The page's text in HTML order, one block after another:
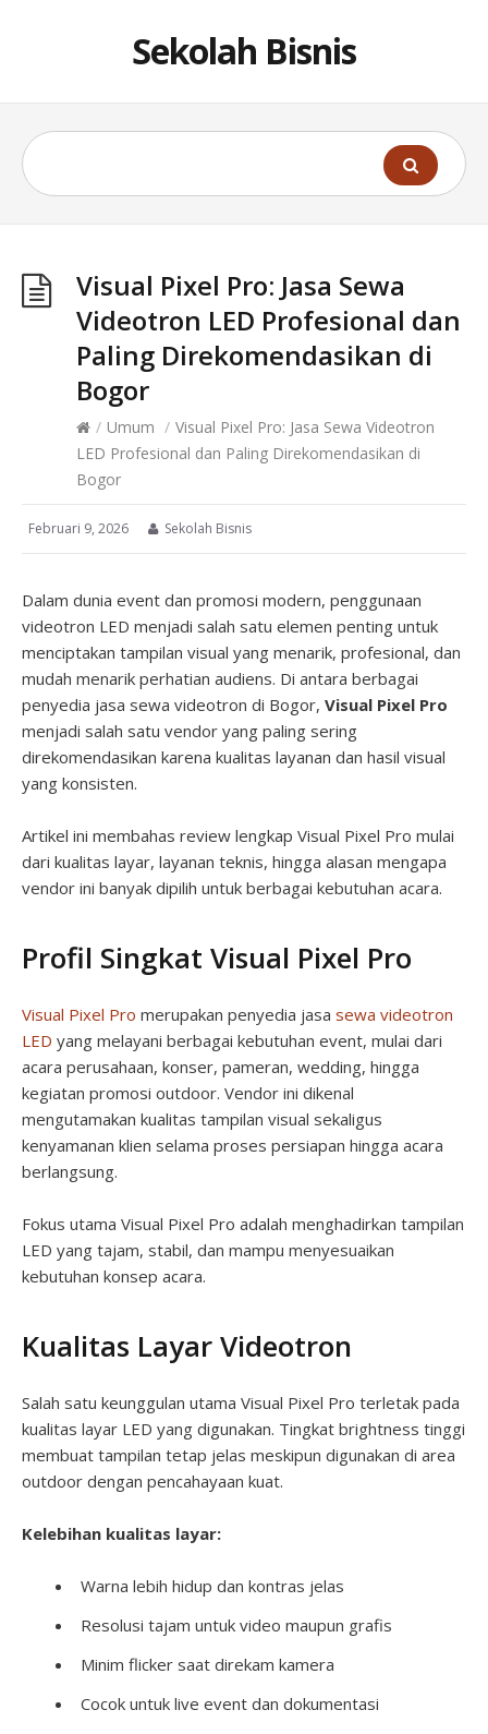
Sekolah Bisnis
Visual Pixel Pro: Jasa Sewa
Videotron LED Profesional dan
Paling Direkomendasikan di
Bogor
/ Umum / Visual Pixel Pro: Jasa Sewa Videotron
LED Profesional dan Paling Direkomendasikan di
Bogor
Februari 9, 2026 Sekolah Bisnis
Dalam dunia event dan promosi modern, penggunaan
videotron LED menjadi salah satu elemen penting untuk
menciptakan tampilan visual yang menarik, profesional, dan
mudah menarik perhatian audiens. Di antara berbagai
penyedia jasa sewa videotron di Bogor, Visual Pixel Pro
menjadi salah satu vendor yang paling sering
direkomendasikan karena kualitas layanan dan hasil visual
yang konsisten.
Artikel ini membahas review lengkap Visual Pixel Pro mulai
dari kualitas layar, layanan teknis, hingga alasan mengapa
vendor ini banyak dipilih untuk berbagai kebutuhan acara.
Profil Singkat Visual Pixel Pro
Visual Pixel Pro merupakan penyedia jasa sewa videotron
LED yang melayani berbagai kebutuhan event, mulai dari
acara perusahaan, konser, pameran, wedding, hingga
kegiatan promosi outdoor. Vendor ini dikenal
mengutamakan kualitas tampilan visual sekaligus
kenyamanan klien selama proses persiapan hingga acara
berlangsung.
Fokus utama Visual Pixel Pro adalah menghadirkan tampilan
LED yang tajam, stabil, dan mampu menyesuaikan
kebutuhan konsep acara.
Kualitas Layar Videotron
Salah satu keunggulan utama Visual Pixel Pro terletak pada
kualitas layar LED yang digunakan. Tingkat brightness tinggi
membuat tampilan tetap jelas meskipun digunakan di area
outdoor dengan pencahayaan kuat.
Kelebihan kualitas layar:
Warna lebih hidup dan kontras jelas
Resolusi tajam untuk video maupun grafis
Minim flicker saat direkam kamera
Cocok untuk live event dan dokumentasi